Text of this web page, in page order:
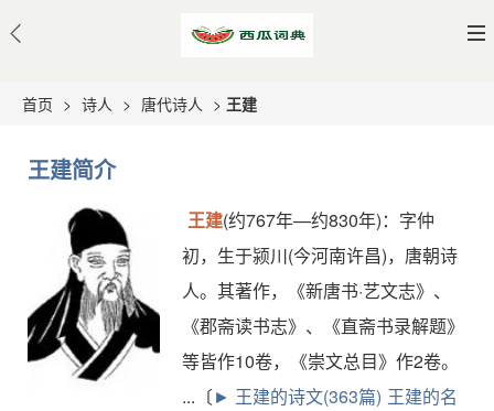
首页 > 诗人 > 唐代诗人 > 王建
王建简介
王建(约767年—约830年)：字仲
初，生于颍川(今河南许昌)，唐朝诗
人。其著作，《新唐书·艺文志》、
《郡斋读书志》、《直斋书录解题》
等皆作10卷，《崇文总目》作2卷。
...〔► 王建的诗文(363篇) 王建的名